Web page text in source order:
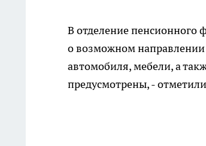
В отделение пенсионного
о возможном направлении
автомобиля, мебели, а
предусмотрены, -